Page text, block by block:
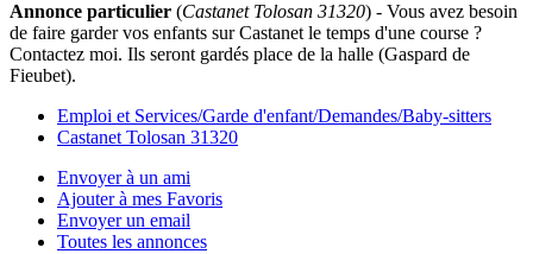
Annonce particulier (Castanet Tolosan 31320) - Vous avez besoin
de faire garder vos enfants sur Castanet le temps d'une course ?
Contactez moi. Ils seront gardés place de la halle (Gaspard de
Fieubet).
Emploi et Services/Garde d'enfant/Demandes/Baby-sitters
Castanet Tolosan 31320
Envoyer à un ami
Ajouter à mes Favoris
Envoyer un email
Toutes les annonces